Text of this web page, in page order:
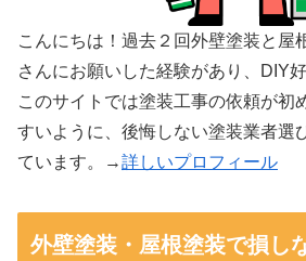
こんにちは！過去２回外壁塗装と屋
さんにお願いした経験があり、DIY
このサイトでは塗装工事の依頼が初
すいように、後悔しない塗装業者選
ています。→詳しいプロフィール
外壁塗装・屋根塗装で損し